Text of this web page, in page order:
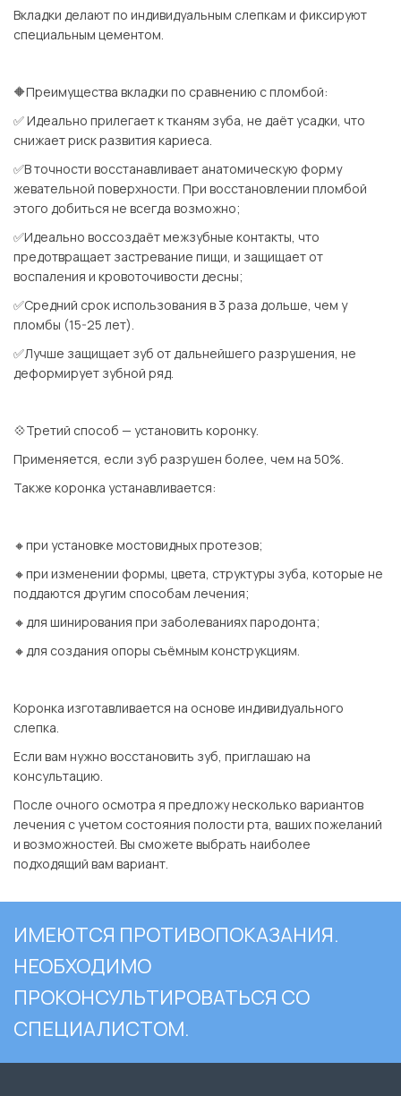
Вкладки делают по индивидуальным слепкам и фиксируют
специальным цементом.
🔶Преимущества вкладки по сравнению с пломбой:
✅ Идеально прилегает к тканям зуба, не даёт усадки, что
снижает риск развития кариеса.
✅В точности восстанавливает анатомическую форму
жевательной поверхности. При восстановлении пломбой
этого добиться не всегда возможно;
✅Идеально воссоздаёт межзубные контакты, что
предотвращает застревание пищи, и защищает от
воспаления и кровоточивости десны;
✅Средний срок использования в 3 раза дольше, чем у
пломбы (15-25 лет).
✅Лучше защищает зуб от дальнейшего разрушения, не
деформирует зубной ряд.
💠Третий способ — установить коронку.
Применяется, если зуб разрушен более, чем на 50%.
Также коронка устанавливается:
🔸при установке мостовидных протезов;
🔸при изменении формы, цвета, структуры зуба, которые не
поддаются другим способам лечения;
🔸для шинирования при заболеваниях пародонта;
🔸для создания опоры съёмным конструкциям.
Коронка изготавливается на основе индивидуального
слепка.
Если вам нужно восстановить зуб, приглашаю на
консультацию.
После очного осмотра я предложу несколько вариантов
лечения с учетом состояния полости рта, ваших пожеланий
и возможностей. Вы сможете выбрать наиболее
подходящий вам вариант.
ИМЕЮТСЯ ПРОТИВОПОКАЗАНИЯ.
НЕОБХОДИМО
ПРОКОНСУЛЬТИРОВАТЬСЯ СО
СПЕЦИАЛИСТОМ.